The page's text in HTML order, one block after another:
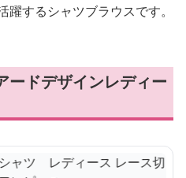
するシャツブラウスです。
ードデザインレディー